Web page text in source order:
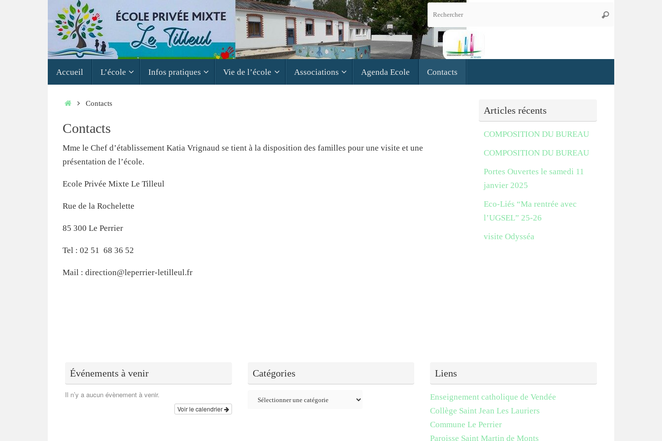
Rechercher
contenu
Accueil L’école Infos pratiques Vie de l’école Associations Agenda Ecole Contacts
AccueilContacts
Contacts
Mme le Chef d’établissement Katia Vrignaud se tient à la disposition des familles pour une visite et une
présentation de l’école.
Ecole Privée Mixte Le Tilleul
Rue de la Rochelette
85 300 Le Perrier
Tel : 02 51 68 36 52
Mail : direction@leperrier-letilleul.fr
Articles récents
COMPOSITION DU BUREAU
COMPOSITION DU BUREAU
Portes Ouvertes le samedi 11
janvier 2025
Eco-Liés “Ma rentrée avec
l’UGSEL” 25-26
visite Odysséa
Événements à venir
Il n’y a aucun évènement à venir.
Voir le calendrier
Catégories
Catégories
Liens
Enseignement catholique de Vendée
Collège Saint Jean Les Lauriers
Commune Le Perrier
Paroisse Saint Martin de Monts